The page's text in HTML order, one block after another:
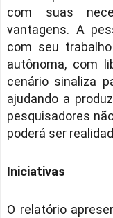
com suas
vantagens. A
com seu
autônoma, com
cenário sinaliza
ajudando a
pesquisadores
poderá ser
Iniciativas
O relatório